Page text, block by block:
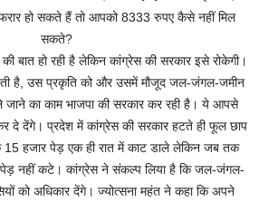
हो सकते हैं तो आपको 8333 रुपए कैसे नहीं मिल
सकते?
हो रही है लेकिन कांग्रेस की सरकार इसे रोकेगी।
है, उस प्रकृति को और उसमें मौजूद जल-जंगल-जमीन
जाने का काम भाजपा की सरकार कर रही है। ये आपसे
दे देंगे। प्रदेश में कांग्रेस की सरकार हटते ही फूल छाप
हजार पेड़ एक ही रात में काट डाले लेकिन जब तक
पेड़ नहीं कटे। कांग्रेस ने संकल्प लिया है कि जल-जंगल-
को अधिकार देंगे। ज्योत्सना महंत ने कहा कि अपने